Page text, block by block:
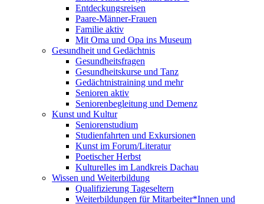
Entdeckungsreisen
Paare-Männer-Frauen
Familie aktiv
Mit Oma und Opa ins Museum
Gesundheit und Gedächtnis
Gesundheitsfragen
Gesundheitskurse und Tanz
Gedächtnistraining und mehr
Senioren aktiv
Seniorenbegleitung und Demenz
Kunst und Kultur
Seniorenstudium
Studienfahrten und Exkursionen
Kunst im Forum/Literatur
Poetischer Herbst
Kulturelles im Landkreis Dachau
Wissen und Weiterbildung
Qualifizierung Tageseltern
Weiterbildungen für Mitarbeiter*Innen und